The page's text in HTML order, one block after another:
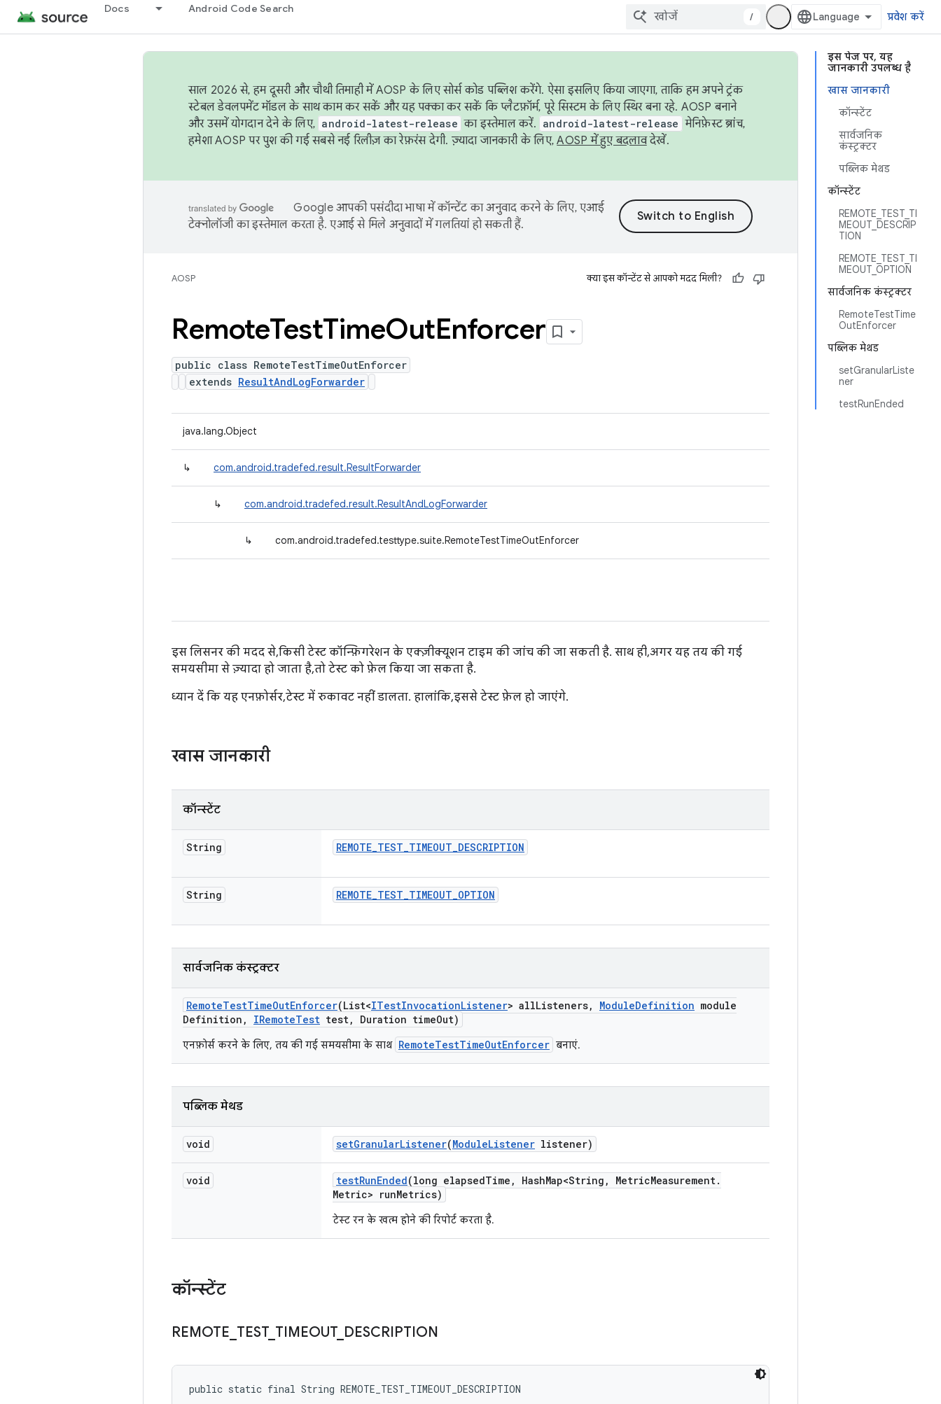
Docs Android Code Search
/ प्रवेश करें
इस पेज पर, यह
जानकारी उपलब्ध है
खास जानकारी
कॉन्स्टेंट
सार्वजनिक
कंस्ट्रक्टर
पब्लिक मेथड
कॉन्स्टेंट
REMOTE_TEST_TI
MEOUT_DESCRIP
TION
REMOTE_TEST_TI
MEOUT_OPTION
सार्वजनिक कंस्ट्रक्टर
RemoteTestTime
OutEnforcer
पब्लिक मेथड
setGranularListe
ner
testRunEnded
साल 2026 से, हम दूसरी और चौथी तिमाही में AOSP के लिए सोर्स कोड पब्लिश करेंगे. ऐसा इसलिए किया जाएगा, ताकि हम अपने ट्रंक
स्टेबल डेवलपमेंट मॉडल के साथ काम कर सकें और यह पक्का कर सकें कि प्लैटफ़ॉर्म, पूरे सिस्टम के लिए स्थिर बना रहे. AOSP बनाने
और उसमें योगदान देने के लिए, android-latest-release का इस्तेमाल करें. android-latest-release मेनिफ़ेस्ट ब्रांच,
हमेशा AOSP पर पुश की गई सबसे नई रिलीज़ का रेफ़रंस देगी. ज़्यादा जानकारी के लिए,AOSP में हुए बदलावदेखें.
Google आपकी पसंदीदा भाषा में कॉन्टेंट का अनुवाद करने के लिए, एआई
टेक्नोलॉजी का इस्तेमाल करता है. एआई से मिले अनुवादों में गलतियां हो सकती हैं.
AOSP क्या इस कॉन्टेंट से आपको मदद मिली?
RemoteTestTimeOutEnforcer
public class RemoteTestTimeOutEnforcer
extends ResultAndLogForwarder
java.lang.Object
↳ com.android.tradefed.result.ResultForwarder
↳ com.android.tradefed.result.ResultAndLogForwarder
↳ com.android.tradefed.testtype.suite.RemoteTestTimeOutEnforcer
इस लिसनर की मदद से, किसी टेस्ट कॉन्फ़िगरेशन के एक्ज़ीक्यूशन टाइम की जांच की जा सकती है. साथ ही, अगर यह तय की गई
समयसीमा से ज़्यादा हो जाता है, तो टेस्ट को फ़ेल किया जा सकता है.
ध्यान दें कि यह एनफ़ोर्सर, टेस्ट में रुकावट नहीं डालता. हालांकि, इससे टेस्ट फ़ेल हो जाएंगे.
खास जानकारी
कॉन्स्टेंट
String REMOTE_TEST_TIMEOUT_DESCRIPTION
String REMOTE_TEST_TIMEOUT_OPTION
सार्वजनिक कंस्ट्रक्टर
RemoteTestTimeOutEnforcer(List<ITestInvocationListener> allListeners, ModuleDefinition module
Definition , IRemoteTest test, Duration timeOut)
एनफ़ोर्स करने के लिए, तय की गई समयसीमा के साथ RemoteTestTimeOutEnforcer बनाएं.
पब्लिक मेथड
void setGranularListener(ModuleListener listener)
void testRunEnded(long elapsedTime , HashMap<String , MetricMeasurement.
Metric> runMetrics)
टेस्ट रन के खत्म होने की रिपोर्ट करता है.
कॉन्स्टेंट
REMOTE TEST_ TIMEOUT_ DESCRIPTION
public static final String REMOTE_TEST_TIMEOUT_DESCRIPTION